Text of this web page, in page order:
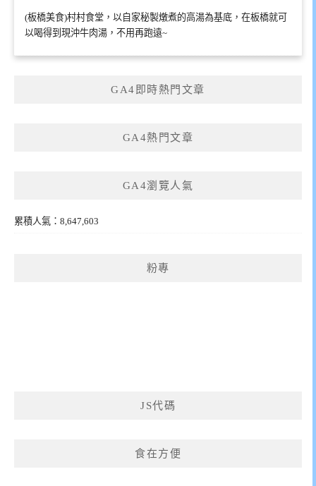
(板橋美食)村村食堂，以自家秘製燉煮的高湯為基底，在板橋就可
以喝得到現沖牛肉湯，不用再跑遠~
GA4即時熱門文章
GA4熱門文章
GA4瀏覽人氣
累積人氣：8,647,603
粉專
JS代碼
食在方便